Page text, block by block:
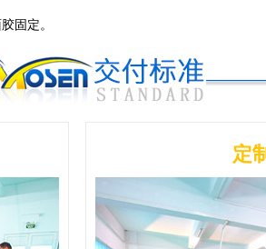
固定。
定